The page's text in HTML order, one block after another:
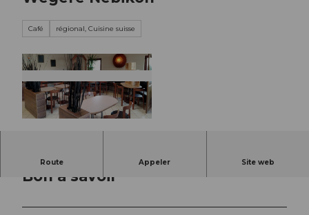
Café régional, Cuisine suisse
Route Appeler Site web
Bon à savoir